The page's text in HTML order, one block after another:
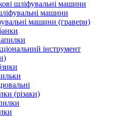
шліфувальні машини
машини
машини (гравери)
інструмент
(різаки)